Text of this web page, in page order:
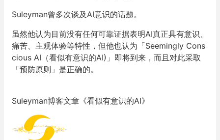
Suleyman曾多次谈及AI意识的话题。
虽然他认为目前没有任何可靠证据表明AI真正具有意识、
痛苦、主观体验等特性，但他也认为「Seemingly Cons
cious AI（看似有意识的AI)」即将到来，而且对此采取
「预防原则」是正确的。
Suleyman博客文章《看似有意识的AI》